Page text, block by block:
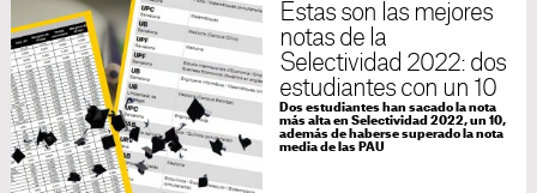
Estas son las mejores
notas de la
Selectividad 2022: dos
estudiantes con un 10
Dos estudiantes han sacado la nota
más alta en Selectividad 2022, un 10,
además de haberse superado la nota
media de las PAU